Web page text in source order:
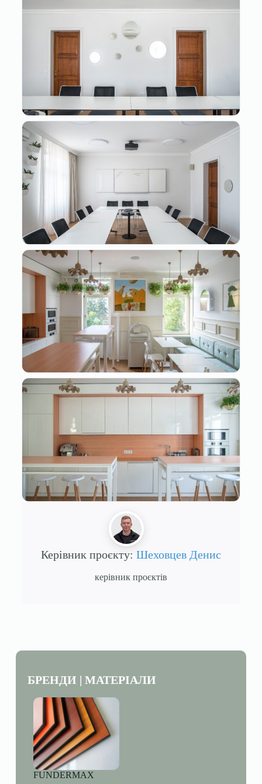
Керівник проєкту: Шеховцев Денис
керівник проєктів
БРЕНДИ | МАТЕРІАЛИ
FUNDERMAX